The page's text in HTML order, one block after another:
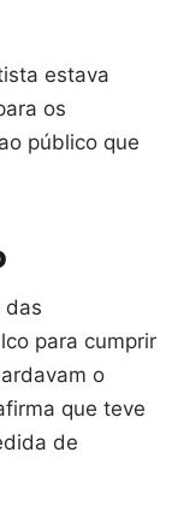
estava
os
público que
das
para cumprir
o
que teve
de